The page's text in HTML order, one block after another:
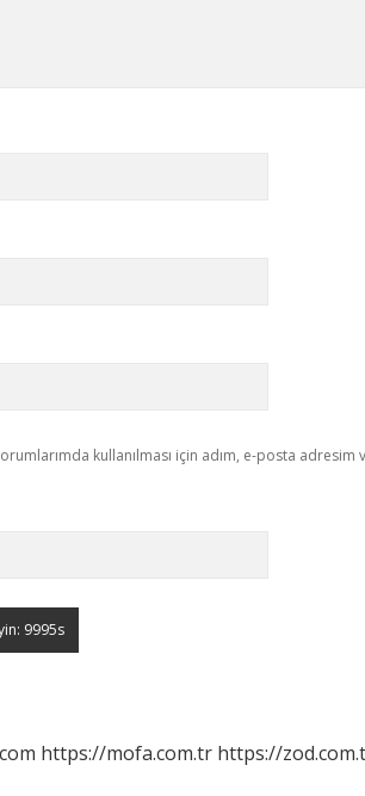
kullanılması için adım, e-posta adresim
https://mofa.com.tr https://